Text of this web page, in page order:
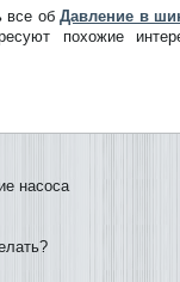
все обДавление в
похожие
насоса